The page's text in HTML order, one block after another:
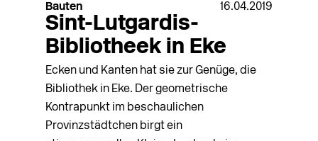
Bauten 16.04.2019
Sint-Lutgardis-
Bibliotheek in Eke
Ecken und Kanten hat sie zur Genüge, die
Bibliothek in Eke. Der geometrische
Kontrapunkt im beschaulichen
Provinzstädtchen birgt ein